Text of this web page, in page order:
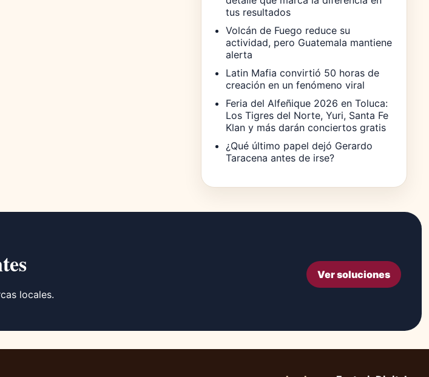
tus resultados
Volcán de Fuego reduce su
actividad, pero Guatemala mantiene
alerta
Latin Mafia convirtió 50 horas de
creación en un fenómeno viral
Feria del Alfeñique 2026 en Toluca:
Los Tigres del Norte, Yuri, Santa Fe
Klan y más darán conciertos gratis
¿Qué último papel dejó Gerardo
Taracena antes de irse?
locales.
Ver soluciones